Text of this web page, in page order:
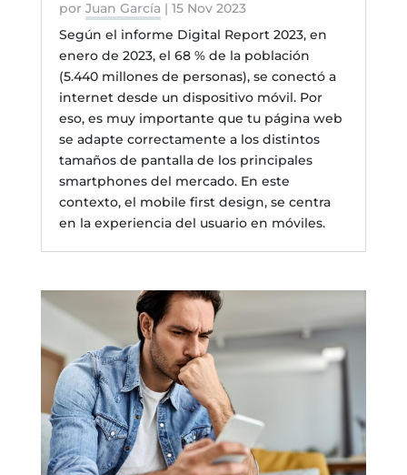
por Juan García | 15 Nov 2023
Según el informe Digital Report 2023, en
enero de 2023, el 68 % de la población
(5.440 millones de personas), se conectó a
internet desde un dispositivo móvil. Por
eso, es muy importante que tu página web
se adapte correctamente a los distintos
tamaños de pantalla de los principales
smartphones del mercado. En este
contexto, el mobile first design, se centra
en la experiencia del usuario en móviles.